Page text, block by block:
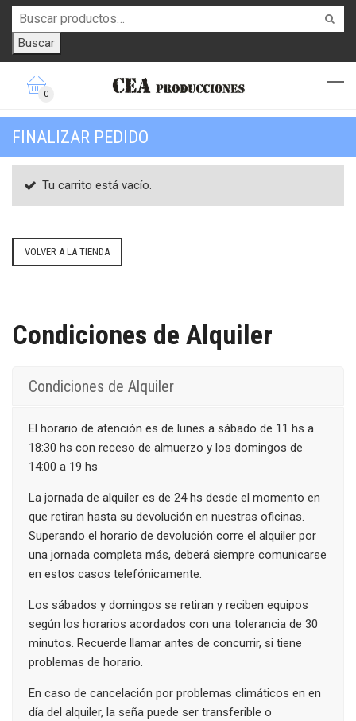
Buscar
0
FINALIZAR PEDIDO
Tu carrito está vacío.
VOLVER A LA TIENDA
Condiciones de Alquiler
Condiciones de Alquiler
El horario de atención es de lunes a sábado de 11 hs a
18:30 hs con receso de almuerzo y los domingos de
14:00 a 19 hs
La jornada de alquiler es de 24 hs desde el momento en
que retiran hasta su devolución en nuestras oficinas.
Superando el horario de devolución corre el alquiler por
una jornada completa más, deberá siempre comunicarse
en estos casos telefónicamente.
Los sábados y domingos se retiran y reciben equipos
según los horarios acordados con una tolerancia de 30
minutos. Recuerde llamar antes de concurrir, si tiene
problemas de horario.
En caso de cancelación por problemas climáticos en en
día del alquiler, la seña puede ser transferible o